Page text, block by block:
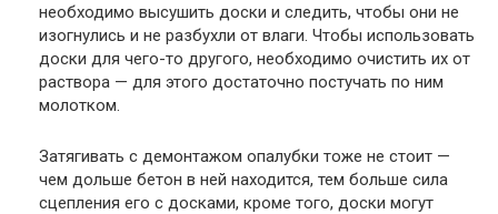
необходимо высушить доски и следить, чтобы они не
изогнулись и не разбухли от влаги. Чтобы использовать
доски для чего-то другого, необходимо очистить их от
раствора — для этого достаточно постучать по ним
молотком.
Затягивать с демонтажом опалубки тоже не стоит —
чем дольше бетон в ней находится, тем больше сила
сцепления его с досками, кроме того, доски могут